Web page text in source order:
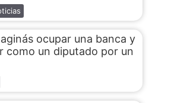
ocupar una banca y
como un diputado por un